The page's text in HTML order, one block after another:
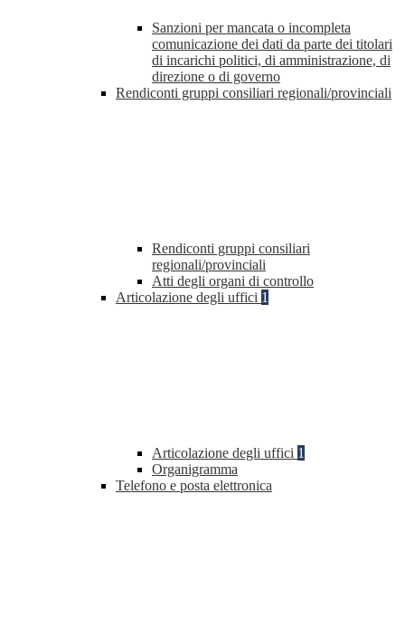
Sanzioni per mancata o incompleta
comunicazione dei dati da parte dei titolari
di incarichi politici, di amministrazione, di
direzione o di governo
Rendiconti gruppi consiliari regionali/provinciali
Rendiconti gruppi consiliari
regionali/provinciali
Atti degli organi di controllo
Articolazione degli uffici 1
Articolazione degli uffici 1
Organigramma
Telefono e posta elettronica